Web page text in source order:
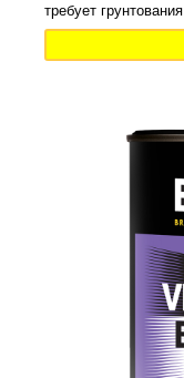
требует грунтования